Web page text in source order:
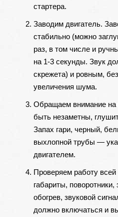
стартера.
Заводим двигатель.
стабильно (можно
раз, в том числе и
на 1-3 секунды. Звук
скрежета) и ровным,
увеличения шума.
Обращаем внимание
быть незаметны,
Запах гари, черный,
выхлопной трубы —
двигателем.
Проверяем работу
габариты, поворотники,
обогрев, звуковой
должно включаться и